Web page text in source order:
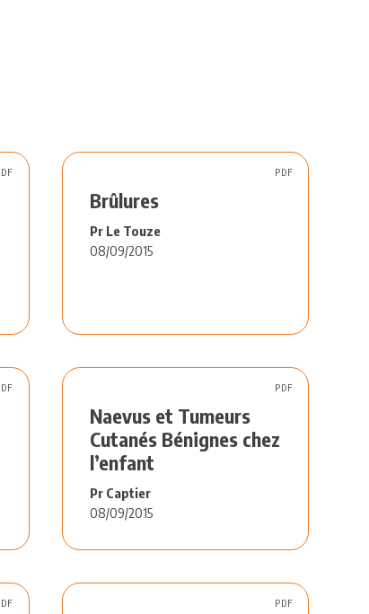
Brûlures
Pr Le Touze
08/09/2015
PDF
Naevus et Tumeurs
Cutanés Bénignes chez
l’enfant
Pr Captier
08/09/2015
PDF
PDF